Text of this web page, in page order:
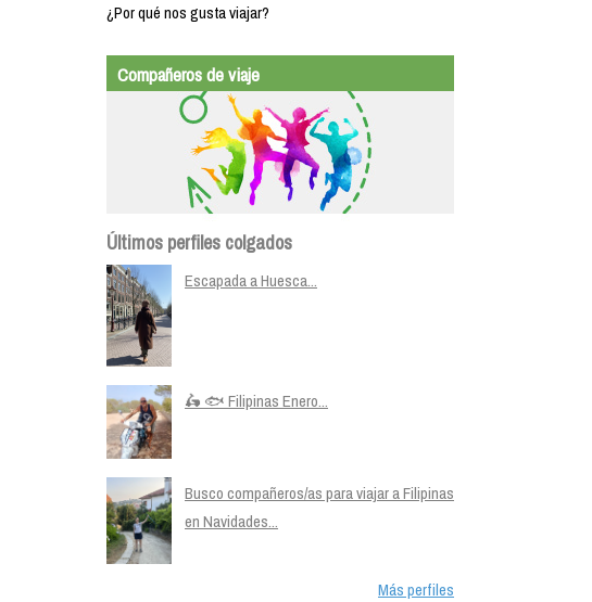
¿Por qué nos gusta viajar?
Compañeros de viaje
Últimos perfiles colgados
Escapada a Huesca...
🛵 🐟 Filipinas Enero...
Busco compañeros/as para viajar a Filipinas
en Navidades...
Más perfiles